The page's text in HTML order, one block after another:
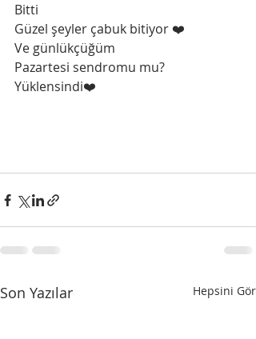
Bitti
Güzel şeyler çabuk bitiyor ❤️
Ve günlükçüğüm
Pazartesi sendromu mu?
Yüklensindi❤️
Son Yazılar Hepsini Gör